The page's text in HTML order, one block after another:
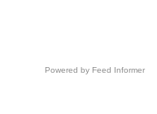
Powered by Feed Informer